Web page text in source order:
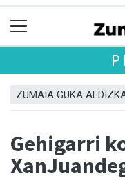
ZUMAIA GUKA
Gehigarri